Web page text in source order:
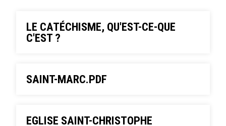
LE CATÉCHISME, QU'EST-CE-QUE
C'EST ?
SAINT-MARC.PDF
EGLISE SAINT-CHRISTOPHE